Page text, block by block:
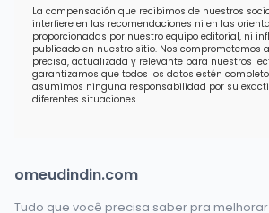
La compensación que recibimos de nuestros
interfiere en las recomendaciones ni en las
proporcionadas por nuestro equipo editorial, ni
publicado en nuestro sitio. Nos comprometemos
precisa, actualizada y relevante para nuestros
garantizamos que todos los datos estén
asumimos ninguna responsabilidad por su
diferentes situaciones.
omeudindin.com
Tudo que você precisa saber pra